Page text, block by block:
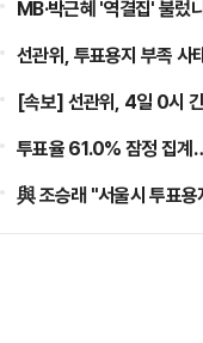
MB·박근혜 '역결집' 불렀
선관위, 투표용지 부족
[속보] 선관위, 4일 0시
투표율 61.0% 잠정 집계
與 조승래 "서울시 투표